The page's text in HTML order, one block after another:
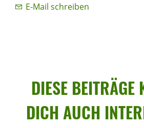
E-Mail schreiben
DIESE BEITRÄGE
DICH AUCH